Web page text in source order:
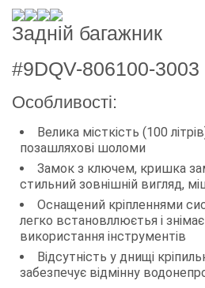
Задній багажник
#9DQV-806100-3003
Особливості:
Велика місткість (100
позашляхові шоломи
Замок з ключем, кришка
стильний зовнішній вигляд,
Оснащений кріпленнями
легко встановллюєтья і
використання інструментів
Відсутність у днищі
забезпечує відмінну